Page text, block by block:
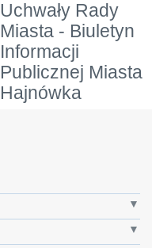
Uchwały Rady
Miasta - Biuletyn
Informacji
Publicznej Miasta
Hajnówka